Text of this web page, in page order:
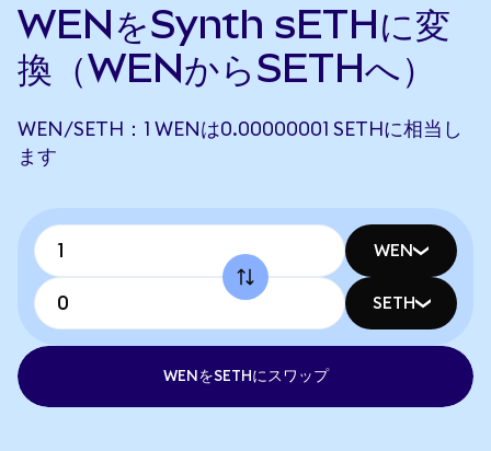
WENをSynth sETHに変
換（WENからSETHへ）
WEN/SETH：1 WENは0.00000001 SETHに相当し
ます
WEN
SETH
WENをSETHにスワップ